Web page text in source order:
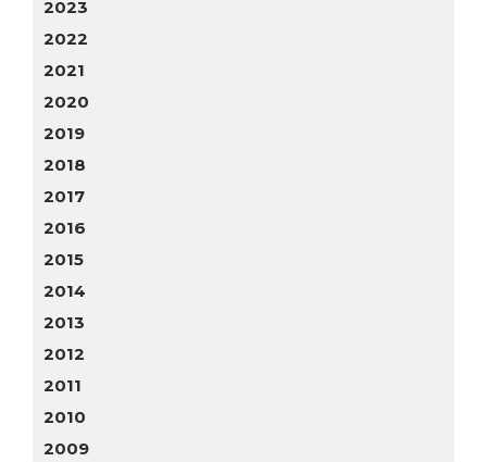
2023
2022
2021
2020
2019
2018
2017
2016
2015
2014
2013
2012
2011
2010
2009